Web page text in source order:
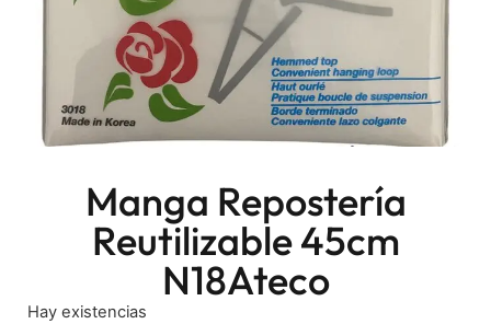
Manga Repostería
Reutilizable 45cm
N18Ateco
Hay existencias